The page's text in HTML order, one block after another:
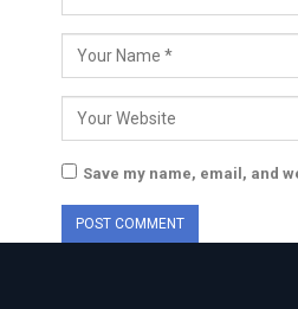
Save my name, email, and